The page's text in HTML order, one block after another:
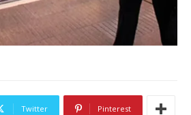
Twitter Pinterest